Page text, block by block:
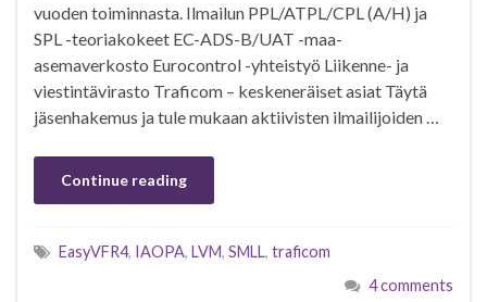
vuoden toiminnasta. Ilmailun PPL/ATPL/CPL (A/H) ja
SPL -teoriakokeet EC-ADS-B/UAT -maa-
asemaverkosto Eurocontrol -yhteistyö Liikenne- ja
viestintävirasto Traficom – keskeneräiset asiat Täytä
jäsenhakemus ja tule mukaan aktiivisten ilmailijoiden …
Continue reading
EasyVFR4, IAOPA, LVM, SMLL, traficom
4 comments